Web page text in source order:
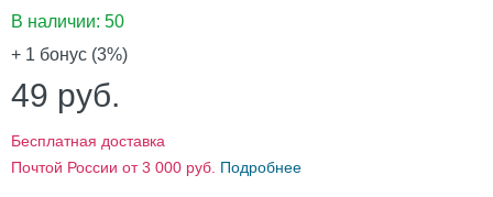
В наличии: 50
+ 1 бонус (3%)
49 руб.
Бесплатная доставка
Почтой России от 3 000 руб. Подробнее